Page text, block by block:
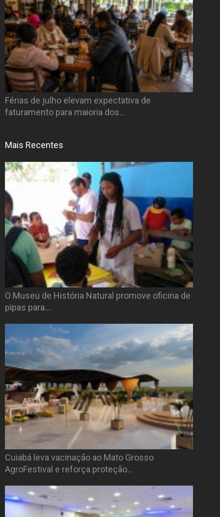
Férias de julho elevam expectativa de
faturamento para maioria dos…
Mais Recentes
O Museu de História Natural promove oficina de
pipas para…
Cuiabá leva vacinação ao Mato Grosso
AgroFestival e reforça proteção…